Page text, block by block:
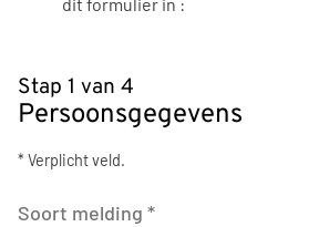
dit formulier in :
Stap 1 van 4
Persoonsgegevens
* Verplicht veld.
Soort melding *